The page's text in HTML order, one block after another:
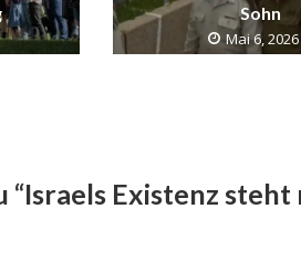
Sohn
Mai 6, 2026
“Israels Existenz